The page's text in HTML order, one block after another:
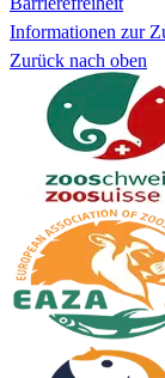
Informationen zur
Zurück nach oben